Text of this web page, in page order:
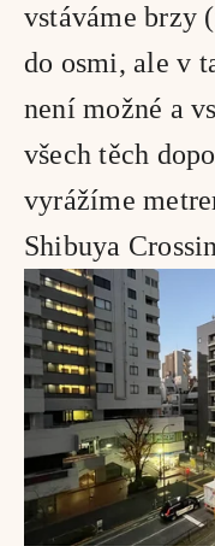
vstáváme brzy
do osmi, ale v
není možné a
všech těch
vyrážíme
Shibuya